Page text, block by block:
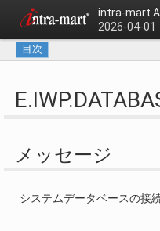
intra-mart
2026-04-01
目次
メッセージ
システムデータベースの接